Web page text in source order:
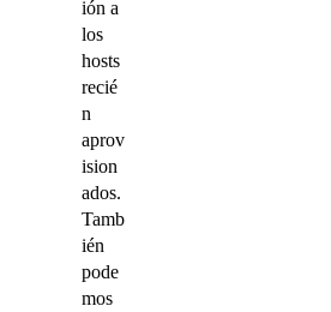
ión a
los
hosts
recié
n
aprov
ision
ados.
Tamb
ién
pode
mos